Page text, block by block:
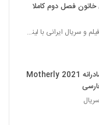
خاتون فصل دوم کاملا
دانلود رایگان فیلم و سریال ایرانی با لینک مستقیم
دانلود فیلم مادرانه Motherly 2021